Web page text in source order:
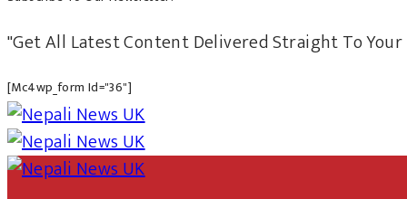
"Get All Latest Content Delivered Straight To Your
[mc4wp_form Id="36"]